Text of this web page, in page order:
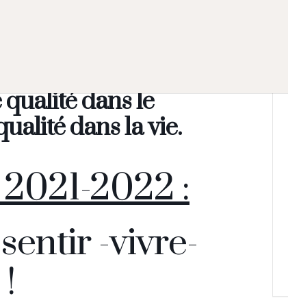
dans le
dans la vie.
2022 :
-vivre-